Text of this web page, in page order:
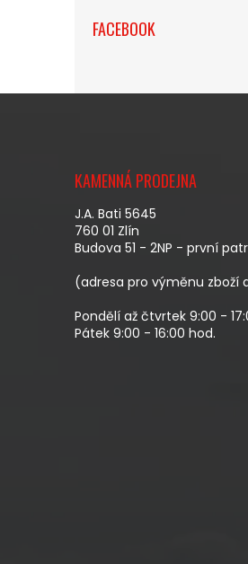
FACEBOOK
KAMENNÁ PRODEJNA
J.A. Bati 5645
760 01 Zlín
Budova 51 - 2NP - první
(adresa pro výměnu zboží
Pondělí až čtvrtek 9:00 -
Pátek 9:00 - 16:00 hod.